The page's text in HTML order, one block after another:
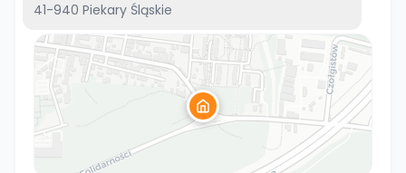
41-940 Piekary Śląskie